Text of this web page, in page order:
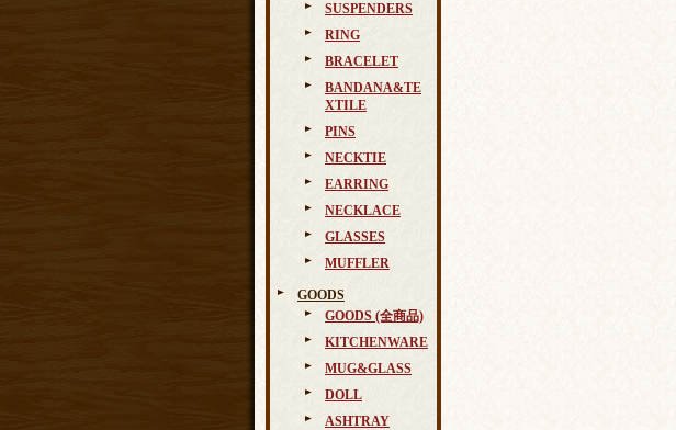
SUSPENDERS
RING
BRACELET
BANDANA&TE
XTILE
PINS
NECKTIE
EARRING
NECKLACE
GLASSES
MUFFLER
GOODS
GOODS (全商品)
KITCHENWARE
MUG&GLASS
DOLL
ASHTRAY